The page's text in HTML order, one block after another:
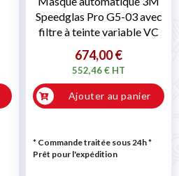
Speedglas Pro G5-03 avec
filtre à teinte variable VC
674,00 €
552,46 € HT
Ajouter au panier
* Commande traitée sous 24h*
Prêt pour l'expédition